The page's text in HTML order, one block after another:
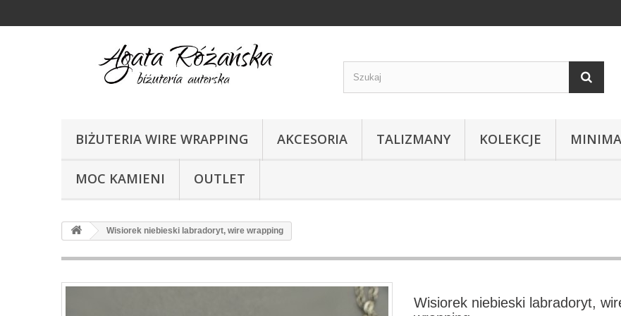
BIŻUTERIA WIRE WRAPPING AKCESORIA TALIZMANY KOLEKCJE
MOC KAMIENI OUTLET
Wisiorek niebieski labradoryt, wire wrapping
Wisiorek niebieski labradoryt,